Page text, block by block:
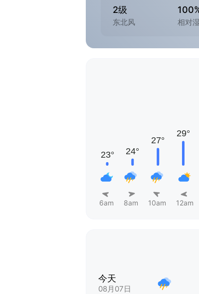
2级
东北风 相对
6am 8am 10am 12am
今天
08月07日